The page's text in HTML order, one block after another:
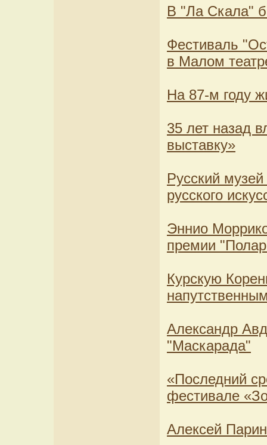
В "Ла Скала"
Фестиваль
в Малом
На 87-м году
35 лет назад
выставку»
Русский
русского
Эннио
премии
Курскую
Александр
"Маскарада"
«Последний
фестивале
Алексей